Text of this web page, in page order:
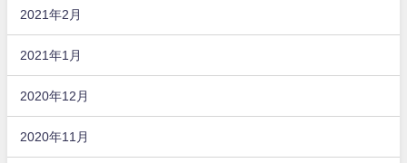
2021年2月
2021年1月
2020年12月
2020年11月